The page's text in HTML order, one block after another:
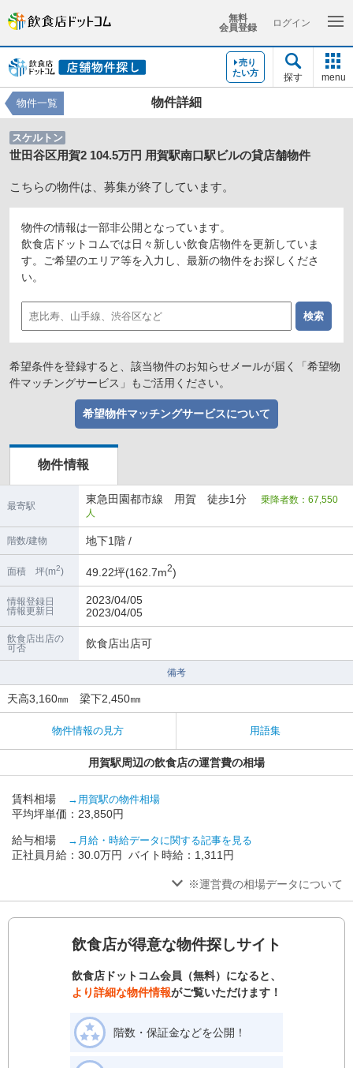
無料
会員登録
ログイン
売り
たい方
探す menu
物件詳細
物件一覧
スケルトン
世田谷区用賀2 104.5万円 用賀駅南口駅ビルの貸店舗物件
こちらの物件は、募集が終了しています。
物件の情報は一部非公開となっています。
飲食店ドットコムでは日々新しい飲食店物件を更新していま
す。ご希望のエリア等を入力し、最新の物件をお探しくださ
い。
希望条件を登録すると、該当物件のお知らせメールが届く「希望物
件マッチングサービス」もご活用ください。
希望物件マッチングサービスについて
物件情報
最寄駅
東急田園都市線 用賀 徒歩1分 乗降者数：67,550
人
階数/建物 地下1階 /
面積 坪(m2) 49.22坪(162.7m2)
情報登録日
情報更新日
2023/04/05
2023/04/05
飲食店出店の
可否
飲食店出店可
備考
天高3,160㎜ 梁下2,450㎜
物件情報の見方 用語集
用賀駅周辺の飲食店の運営費の相場
賃料相場 →用賀駅の物件相場
平均坪単価：23,850円
給与相場 →月給・時給データに関する記事を見る
正社員月給：30.0万円 バイト時給：1,311円
※運営費の相場データについて
飲食店が得意な物件探しサイト
飲食店ドットコム会員（無料）になると、
より詳細な物件情報がご覧いただけます！
階数・保証金などを公開！